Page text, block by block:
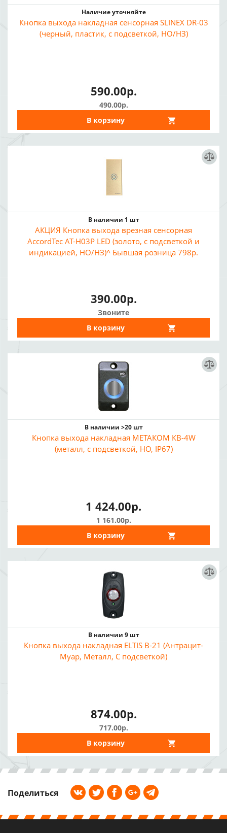
Наличие уточняйте
Кнопка выхода накладная сенсорная SLINEX DR-03
(черный, пластик, с подсветкой, НО/НЗ)
590.00р.
490.00р.
В корзину
В наличии 1 шт
АКЦИЯ Кнопка выхода врезная сенсорная
AccordTec AT-H03P LED (золото, с подсветкой и
индикацией, НО/НЗ)^ Бывшая розница 798р.
390.00р.
Звоните
В корзину
В наличии >20 шт
Кнопка выхода накладная МЕТАКОМ КВ-4W
(металл, с подсветкой, НО, IP67)
1 424.00р.
1 161.00р.
В корзину
В наличии 9 шт
Кнопка выхода накладная ELTIS В-21 (Антрацит-
Муар, Металл, С подсветкой)
874.00р.
717.00р.
В корзину
Поделиться